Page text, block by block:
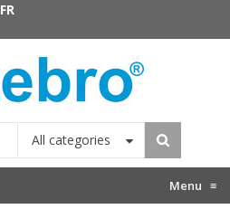
FR
All categories
Menu ≡